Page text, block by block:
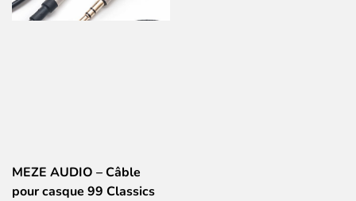
MEZE AUDIO – Câble
pour casque 99 Classics